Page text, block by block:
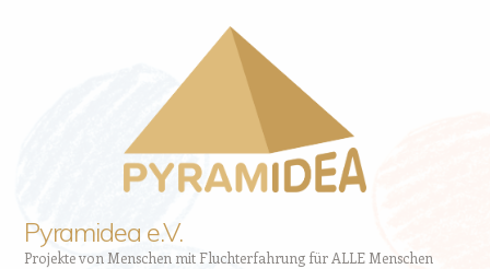
Pyramidea e.V.
Projekte von Menschen mit Fluchterfahrung für ALLE Menschen